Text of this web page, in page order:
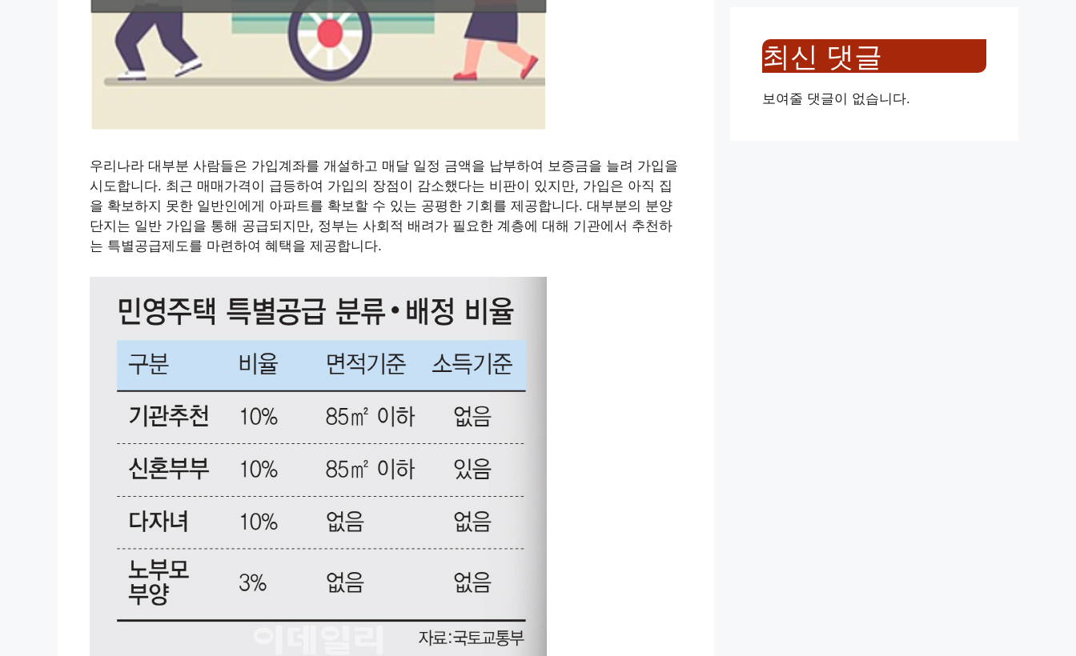
우리나라 대부분 사람들은 가입계좌를 개설하고 매달 일정 금액을 납부하여 보증금을 늘려 가입을
시도합니다. 최근 매매가격이 급등하여 가입의 장점이 감소했다는 비판이 있지만, 가입은 아직 집
을 확보하지 못한 일반인에게 아파트를 확보할 수 있는 공평한 기회를 제공합니다. 대부분의 분양
단지는 일반 가입을 통해 공급되지만, 정부는 사회적 배려가 필요한 계층에 대해 기관에서 추천하
는 특별공급제도를 마련하여 혜택을 제공합니다.
최신 댓글
보여줄 댓글이 없습니다.